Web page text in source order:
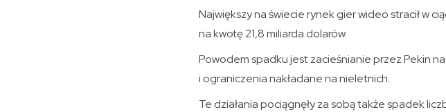
Największy na świecie rynek gier wideo stracił w
na kwotę 21,8 miliarda dolarów.
Powodem spadku jest zacieśnianie przez Pekin
i ograniczenia nakładane na nieletnich.
Te działania pociągnęły za sobą także spadek